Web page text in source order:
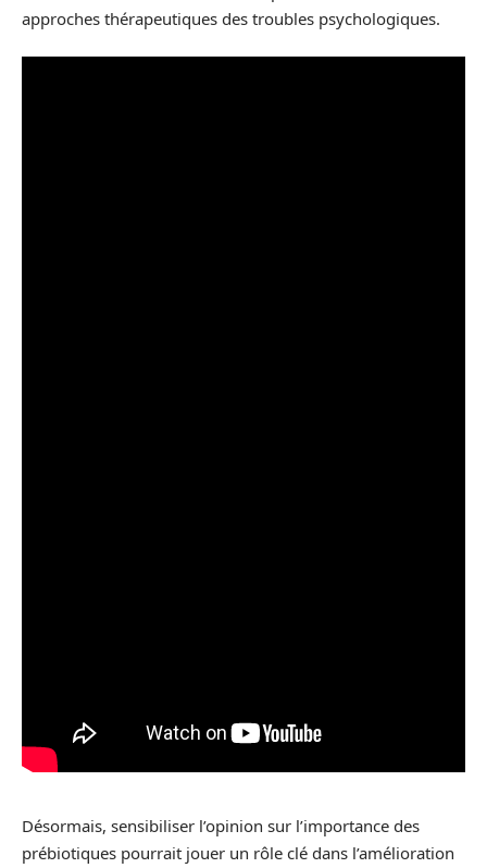
approches thérapeutiques des troubles psychologiques.
Désormais, sensibiliser l’opinion sur l’importance des
prébiotiques pourrait jouer un rôle clé dans l’amélioration